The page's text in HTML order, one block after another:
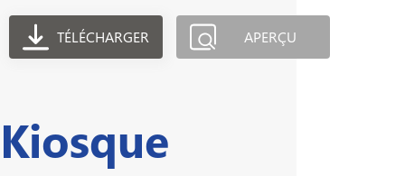
TÉLÉCHARGER APERÇU
Kiosque